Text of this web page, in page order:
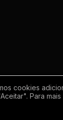
cookies
Para